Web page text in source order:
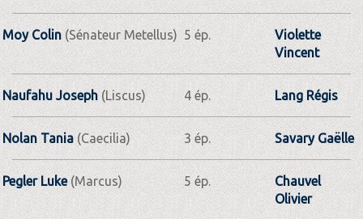
Moy Colin (Sénateur Metellus) 5 ép.
Violette
Vincent
Naufahu Joseph (Liscus) 4 ép. Lang Régis
Nolan Tania(Caecilia) 3 ép. Savary Gaëlle
Pegler Luke(Marcus) 5 ép.
Chauvel
Olivier